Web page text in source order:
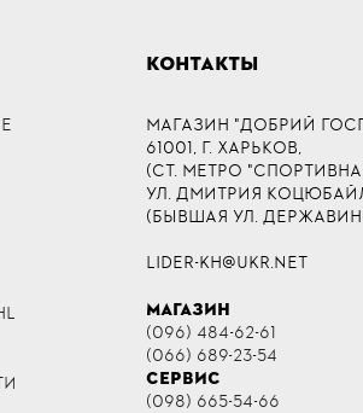
КОНТАКТЫ
МАГАЗИН "ДОБРИЙ
61001, Г. ХАРЬКОВ,
(СТ. МЕТРО
УЛ. ДМИТРИЯ
(БЫВШАЯ УЛ.
LIDER-KH@UKR.NET
МАГАЗИН
(096) 484-62-61
(066) 689-23-54
СЕРВИС
(098) 665-54-66